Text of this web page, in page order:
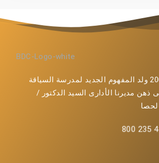
فى أكتوبر 2001 ولد المفهوم الجديد لمدرسة السياقة
ذهن مديرنا الأدارى السيد الدكتور /